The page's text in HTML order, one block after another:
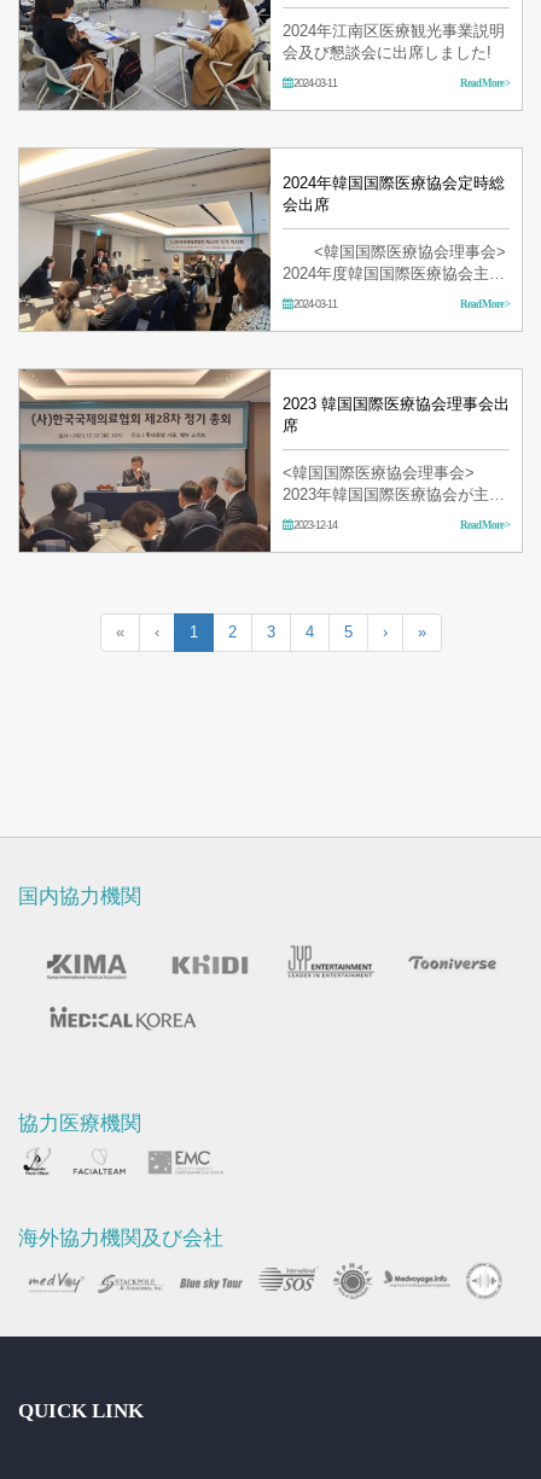
2024年江南区医療観光事業説明
会及び懇談会に出席しました!
2024-03-11 Read More >
2024年韓国国際医療協会定時総
会出席
<韓国国際医療協会理事会>
2024年度韓国国際医療協会主管
の定時総会に出席しました。
2024-03-11 Read More >
2023 韓国国際医療協会理事会出
席
<韓国国際医療協会理事会>
2023年韓国国際医療協会が主管
する定時理事会及び総会に出席
2023-12-14 Read More >
« ‹ 1 2 3 4 5 › »
国内協力機関
協力医療機関
海外協力機関及び会社
QUICK LINK